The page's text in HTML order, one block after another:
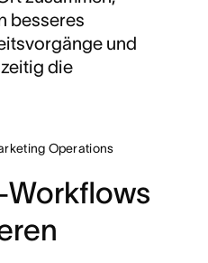
besseres
und
die
Operations